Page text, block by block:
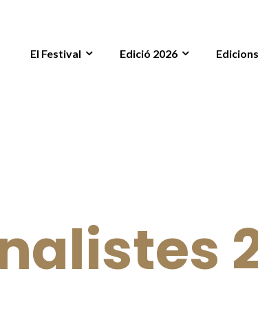
El Festival Edició 2026